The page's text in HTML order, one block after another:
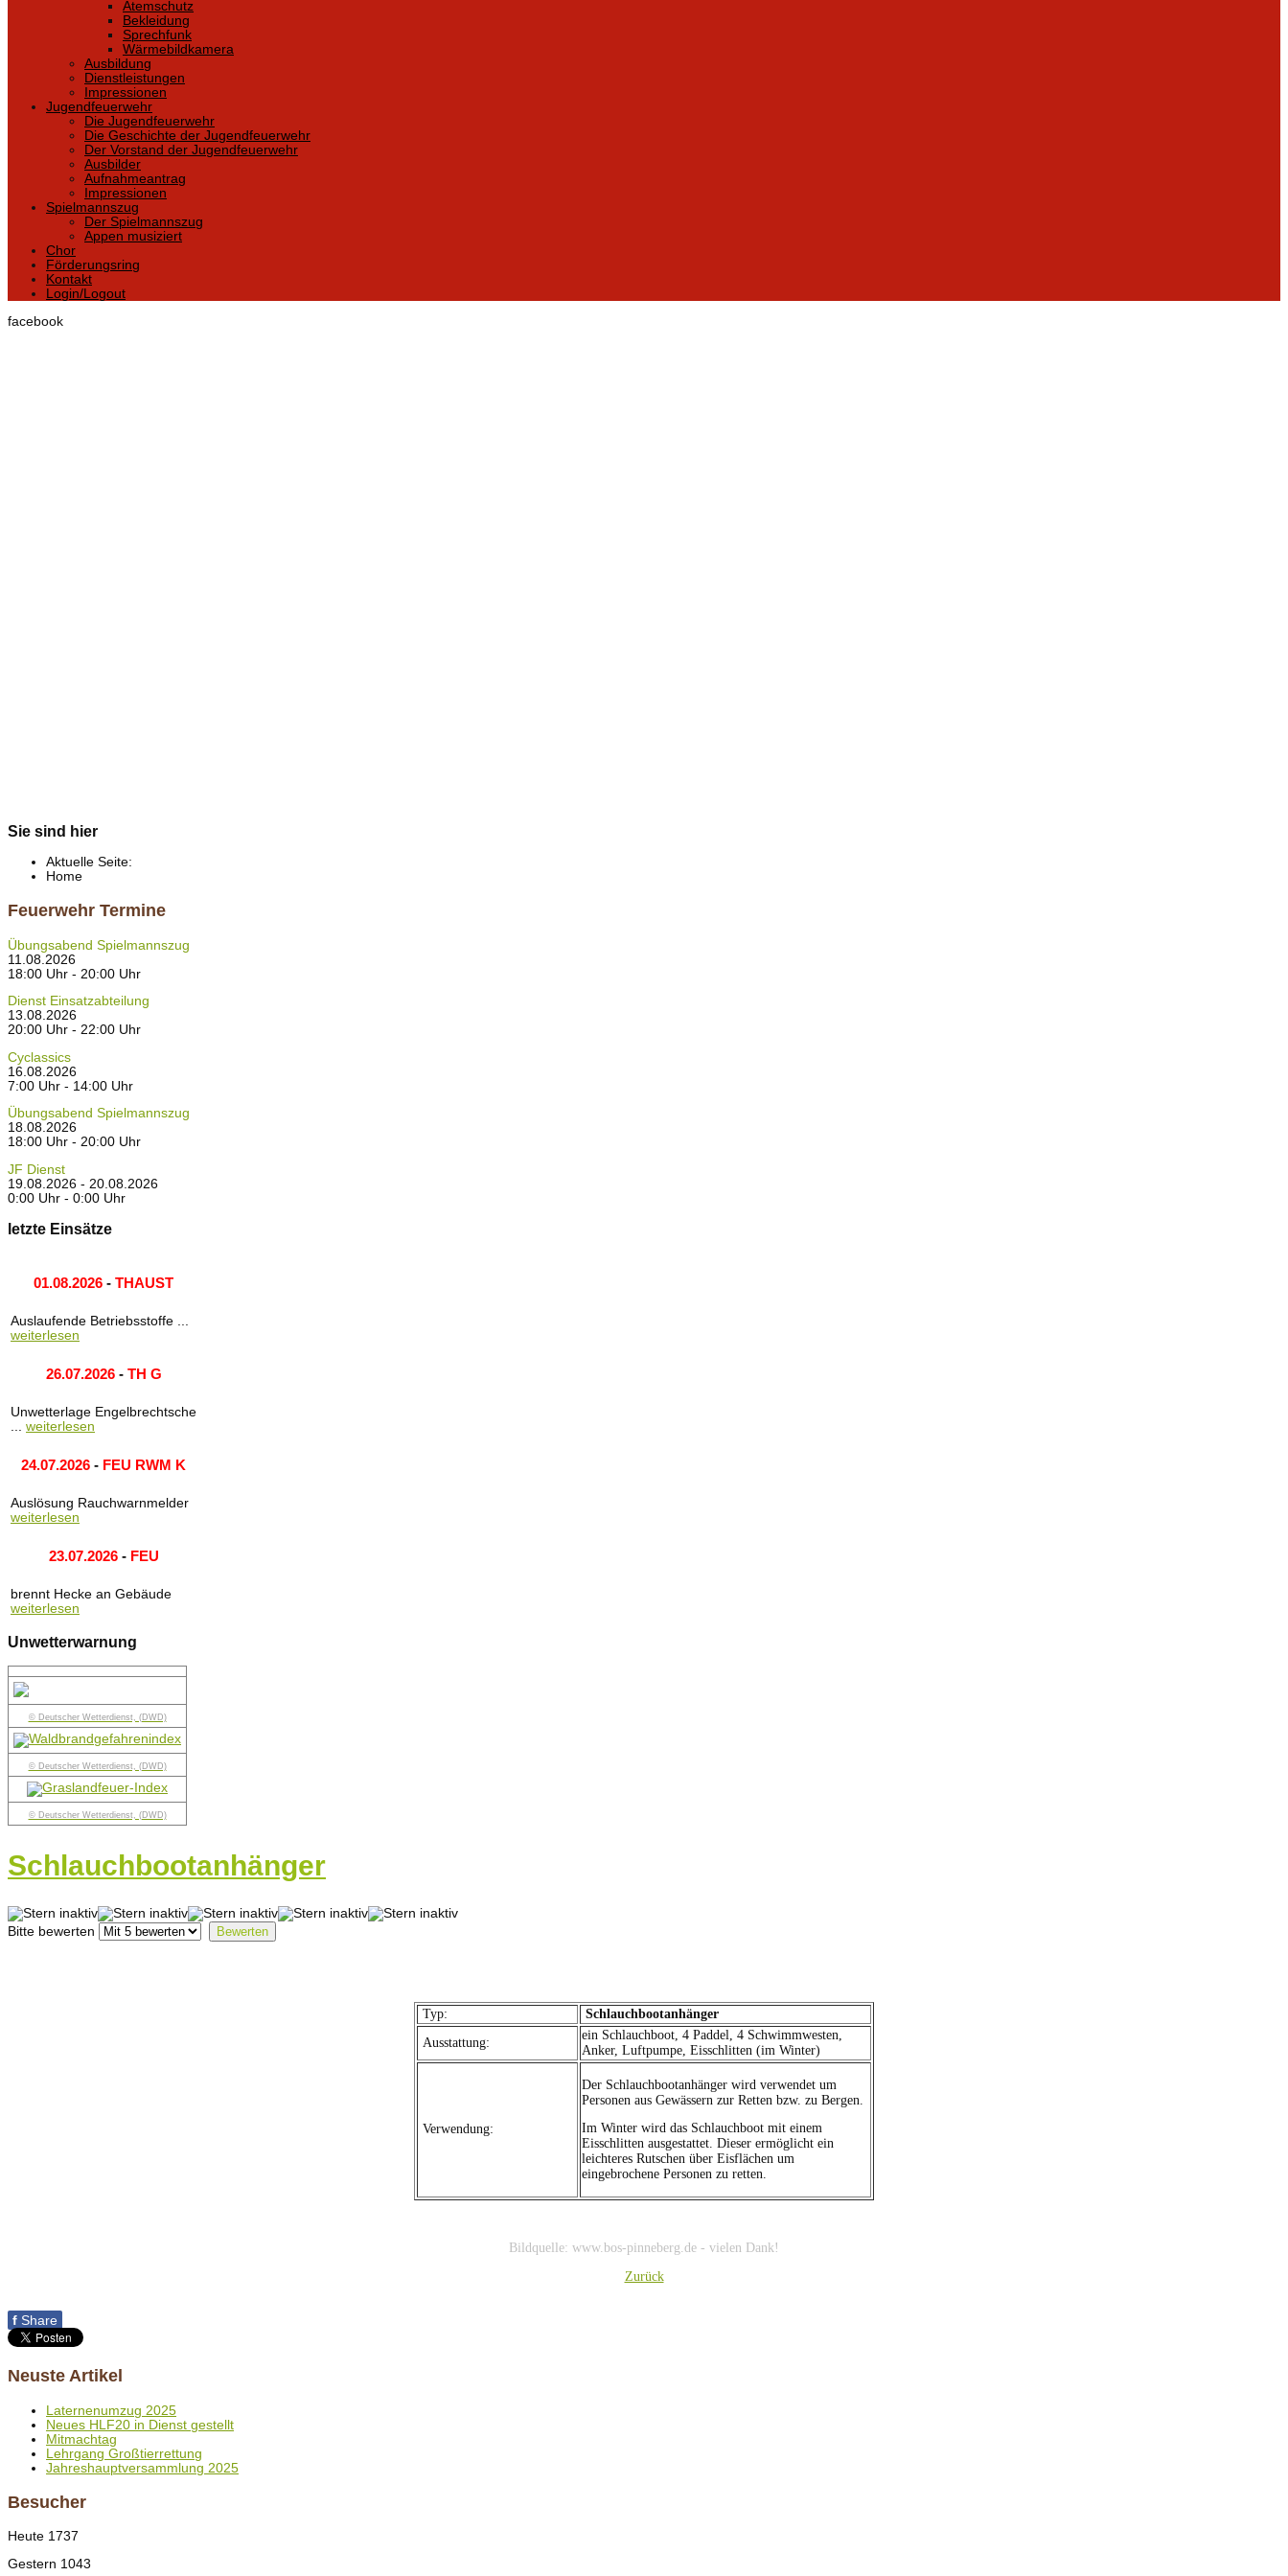
Atemschutz
Bekleidung
Sprechfunk
Wärmebildkamera
Ausbildung
Dienstleistungen
Impressionen
Jugendfeuerwehr
Die Jugendfeuerwehr
Die Geschichte der Jugendfeuerwehr
Der Vorstand der Jugendfeuerwehr
Ausbilder
Aufnahmeantrag
Impressionen
Spielmannszug
Der Spielmannszug
Appen musiziert
Chor
Förderungsring
Kontakt
Login/Logout
facebook
Sie sind hier
Aktuelle Seite:
Home
Feuerwehr Termine
Übungsabend Spielmannszug
11.08.2026
18:00 Uhr - 20:00 Uhr
Dienst Einsatzabteilung
13.08.2026
20:00 Uhr - 22:00 Uhr
Cyclassics
16.08.2026
7:00 Uhr - 14:00 Uhr
Übungsabend Spielmannszug
18.08.2026
18:00 Uhr - 20:00 Uhr
JF Dienst
19.08.2026 - 20.08.2026
0:00 Uhr - 0:00 Uhr
letzte Einsätze
01.08.2026 - THAUST
Auslaufende Betriebsstoffe ...
weiterlesen
26.07.2026- TH G
Unwetterlage Engelbrechtsche
... weiterlesen
24.07.2026 - FEU RWM K
Auslösung Rauchwarnmelder
weiterlesen
23.07.2026- FEU
brennt Hecke an Gebäude
weiterlesen
Unwetterwarnung
© Deutscher Wetterdienst, (DWD)
© Deutscher Wetterdienst, (DWD)
© Deutscher Wetterdienst, (DWD)
Schlauchbootanhänger
Bitte bewerten
Typ:
Schlauchbootanhänger
Ausstattung:
ein Schlauchboot, 4 Paddel, 4 Schwimmwesten,
Anker, Luftpumpe, Eisschlitten (im Winter)
Verwendung:
Der Schlauchbootanhänger wird verwendet um
Personen aus Gewässern zur Retten bzw. zu Bergen.
Im Winter wird das Schlauchboot mit einem
Eisschlitten ausgestattet. Dieser ermöglicht ein
leichteres Rutschen über Eisflächen um
eingebrochene Personen zu retten.
Bildquelle: www.bos-pinneberg.de - vielen Dank!
Zurück
f Share
Neuste Artikel
Laternenumzug 2025
Neues HLF20 in Dienst gestellt
Mitmachtag
Lehrgang Großtierrettung
Jahreshauptversammlung 2025
Besucher
Heute 1737
Gestern 1043